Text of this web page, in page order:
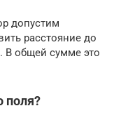
допустим
расстояние до
В общей сумме это
поля?